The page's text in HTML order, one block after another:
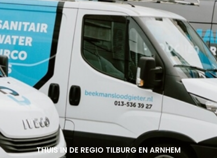
THUIS IN DE REGIO TILBURG EN ARNHEM
THUIS IN DE REGIO TILBURG EN ARNHEM
THUIS IN DE REGIO TILBURG EN ARNHEM